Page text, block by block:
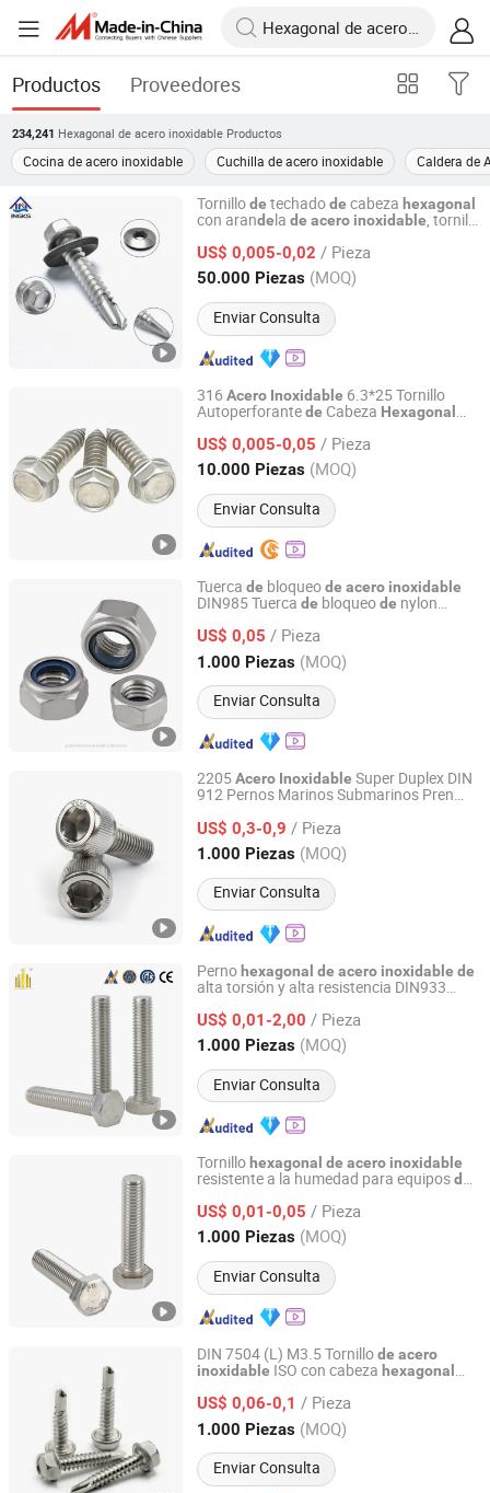
Productos Proveedores
234,241 Hexagonal de acero inoxidable Productos
Cocina de acero inoxidable Cuchilla de acero inoxidable Caldera de
Tornillode techadode cabeza hexagonal
con arandela de acero inoxidable, tornillo
US$ 0,005-0,02 / Pieza
50.000 Piezas (MOQ)
Enviar Consulta
Wuxi Ingks Metal Parts Co., Ltd.
Jiangsu, China Desde 2022
316 Acero Inoxidable 6.3*25 Tornillo
Autoperforantede Cabeza Hexagonal
US$ 0,005-0,05 / Pieza
10.000 Piezas (MOQ)
Enviar Consulta
Dongguan Gorun Hardware Products Factory
Guangdong, China Desde 2025
Tuerca de bloqueode acero inoxidable
DIN985 Tuerca de bloqueode nylon
US$ 0,05 / Pieza
1.000 Piezas (MOQ)
Enviar Consulta
Jiaxing Goshen Hardware Co., Ltd.
Zhejiang, China Desde 2012
2205Acero Inoxidable Super Duplex DIN
912 Pernos Marinos Submarinos Pren
M24 Tornillode Cabeza
Casquillo Allen
US$ 0,3-0,9 / Pieza
1.000 Piezas (MOQ)
Enviar Consulta
Jiaxing Goshen Hardware Co., Ltd.
Zhejiang, China Desde 2012
Pernohexagonal de acero inoxidable de
alta torsión y alta resistencia DIN933
US$ 0,01-2,00 / Pieza
1.000 Piezas (MOQ)
Enviar Consulta
Taizhou Fengye Metal Products Co., Ltd.
Jiangsu, China Desde 2022
Tornillo hexagonal de acero inoxidable
resistente a la humedad para equiposde
US$ 0,01-0,05 / Pieza
1.000 Piezas (MOQ)
Enviar Consulta
Dongtai City Huawei Standard Component Co., Ltd.
Jiangsu, China Desde 2026
DIN 7504 (L) M3.5 Tornillode acero
inoxidable ISO con cabeza hexagonal
US$ 0,06-0,1 / Pieza
1.000 Piezas (MOQ)
Enviar Consulta
Ningbo Yinzhou Sokun Import and Export Co., Ltd.
Zhejiang, China Desde 2025